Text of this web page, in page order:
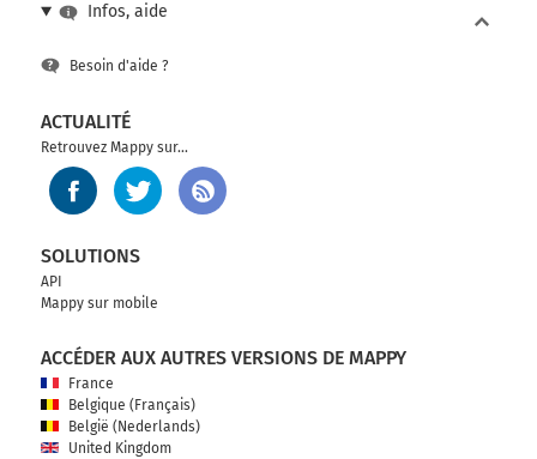
Infos, aide
Besoin d'aide ?
ACTUALITÉ
Retrouvez Mappy sur...
SOLUTIONS
API
Mappy sur mobile
ACCÉDER AUX AUTRES VERSIONS DE MAPPY
France
Belgique (Français)
België (Nederlands)
United Kingdom